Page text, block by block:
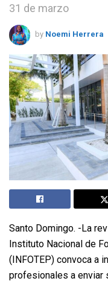
31 de marzo
by Noemi Herrera
Santo Domingo. -La
Instituto Nacional de
(INFOTEP) convoca a
profesionales a enviar